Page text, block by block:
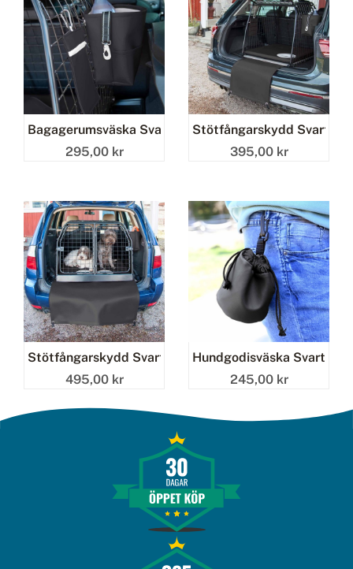
Bagagerumsväska Svart
295,00 kr
Stötfångarskydd Svart
395,00 kr
Stötfångarskydd Svart (dubbelbur)
495,00 kr
Hundgodisväska Svart
245,00 kr